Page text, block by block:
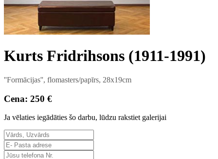
Kurts Fridrihsons (1911-1991)
''Formācijas'', flomasters/papīrs, 28x19cm
Cena: 250 €
Ja vēlaties iegādāties šo darbu, lūdzu rakstiet galerijai